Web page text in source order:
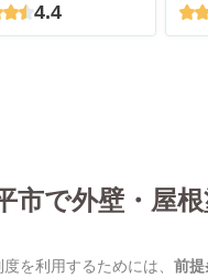
4.4
市で外壁・屋
を利用するためには、 前